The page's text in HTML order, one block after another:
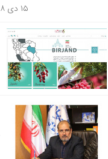
۱۵ دی ۱۳۹۸